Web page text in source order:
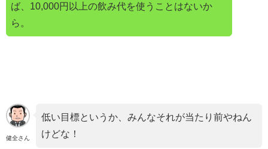
ば、10,000円以上の飲み代を使うことはないか
ら。
健全さん
低い目標というか、みんなそれが当たり前やねん
けどな！